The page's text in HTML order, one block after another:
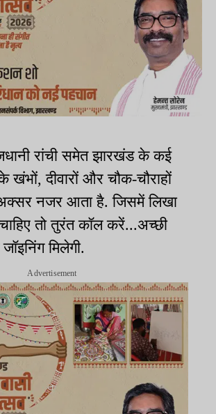
रांची समेत झारखंड के कई
खंभों, दीवारों और चौक-चौराहों
नजर आता है. जिसमें लिखा
तो तुरंत कॉल करें...अच्छी
मिलेगी.
Advertisement